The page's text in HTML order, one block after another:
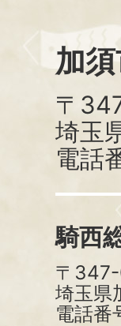
加
〒
埼玉
電話
騎西
〒
埼玉県
電話番